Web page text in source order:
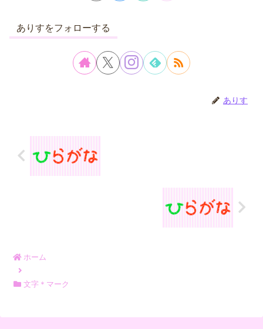
ありすをフォローする
ありす
ホーム
文字＊マーク